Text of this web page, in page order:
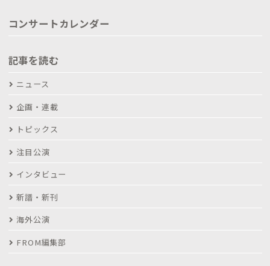
コンサートカレンダー
記事を読む
ニュース
企画・連載
トピックス
注目公演
インタビュー
新譜・新刊
海外公演
FROM編集部